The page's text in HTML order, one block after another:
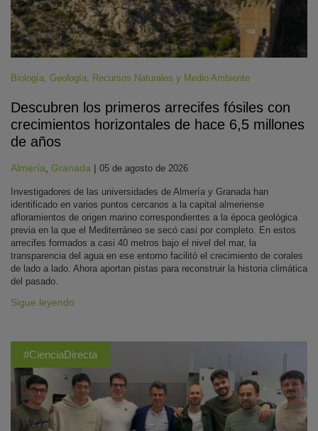
Biología, Geología, Recursos Naturales y Medio Ambiente
Descubren los primeros arrecifes fósiles con
crecimientos horizontales de hace 6,5 millones
de años
Almería Granada | 05 de agosto de 2026
Investigadores de las universidades de Almería y Granada han
identificado en varios puntos cercanos a la capital almeriense
afloramientos de origen marino correspondientes a la época geológica
previa en la que el Mediterráneo se secó casi por completo. En estos
arrecifes formados a casi 40 metros bajo el nivel del mar, la
transparencia del agua en ese entorno facilitó el crecimiento de corales
de lado a lado. Ahora aportan pistas para reconstruir la historia climática
del pasado.
Sigue leyendo
#CienciaDirecta